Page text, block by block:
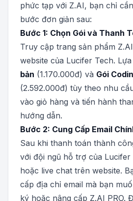
phức tạp với Z.AI, bạn chỉ
bước đơn giản sau:
Bước 1: Chọn Gói và Thanh
Truy cập trang sản phẩm
website của Lucifer Tech.
bản (1.170.000đ) và Gói
(2.592.000đ) tùy theo nhu
vào giỏ hàng và tiến hành
hướng dẫn.
Bước 2: Cung Cấp Email
Sau khi thanh toán thành
với đội ngũ hỗ trợ của Lucifer
hoặc live chat trên website.
cấp địa chỉ email mà bạn
ký hoặc nâng cấp Z.AI PRO.